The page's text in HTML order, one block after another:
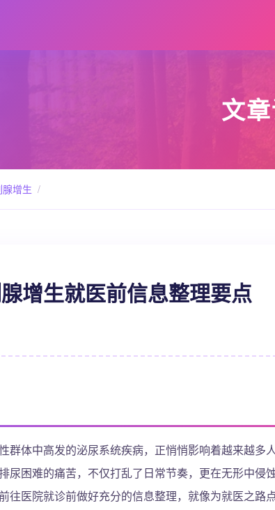
文
增生 /
增生就医前信息整理要点
群体中高发的泌尿系统疾病，正悄悄影响着越来越多
尿困难的痛苦，不仅打乱了日常节奏，更在无形中侵
往医院就诊前做好充分的信息整理，就像为就医之路